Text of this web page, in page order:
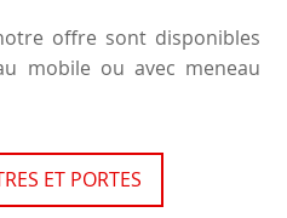
offre sont disponibles
mobile ou avec meneau
ET PORTES